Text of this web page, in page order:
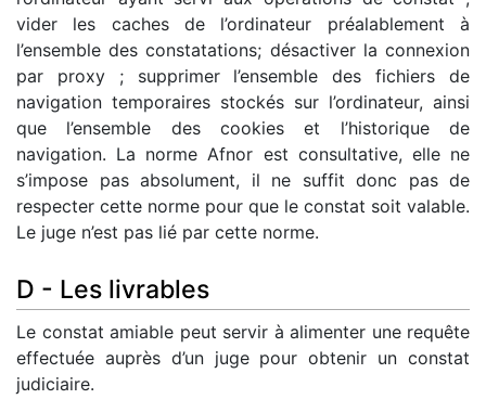
vider les caches de l’ordinateur préalablement à
l’ensemble des constatations; désactiver la connexion
par proxy ; supprimer l’ensemble des fichiers de
navigation temporaires stockés sur l’ordinateur, ainsi
que l’ensemble des cookies et l’historique de
navigation. La norme Afnor est consultative, elle ne
s’impose pas absolument, il ne suffit donc pas de
respecter cette norme pour que le constat soit valable.
Le juge n’est pas lié par cette norme.
D - Les livrables
Le constat amiable peut servir à alimenter une requête
effectuée auprès d’un juge pour obtenir un constat
judiciaire.